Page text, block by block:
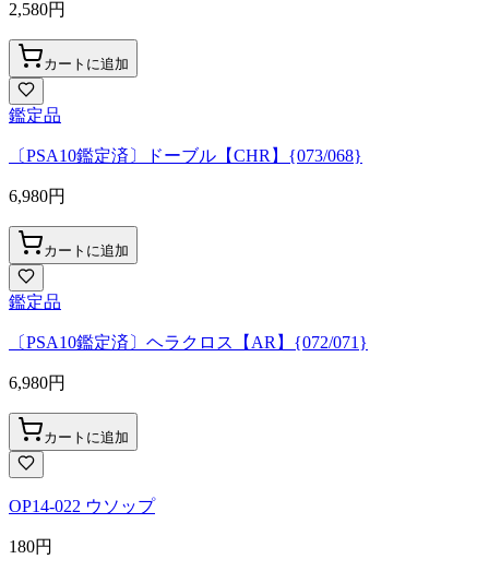
2,580円
カートに追加
鑑定品
〔PSA10鑑定済〕ドーブル【CHR】{073/068}
6,980円
カートに追加
鑑定品
〔PSA10鑑定済〕ヘラクロス【AR】{072/071}
6,980円
カートに追加
OP14-022 ウソップ
180円